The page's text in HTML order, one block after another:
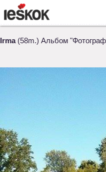
Irma(58m.) Альбом